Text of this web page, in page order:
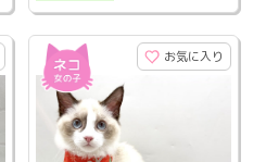
お気に入り